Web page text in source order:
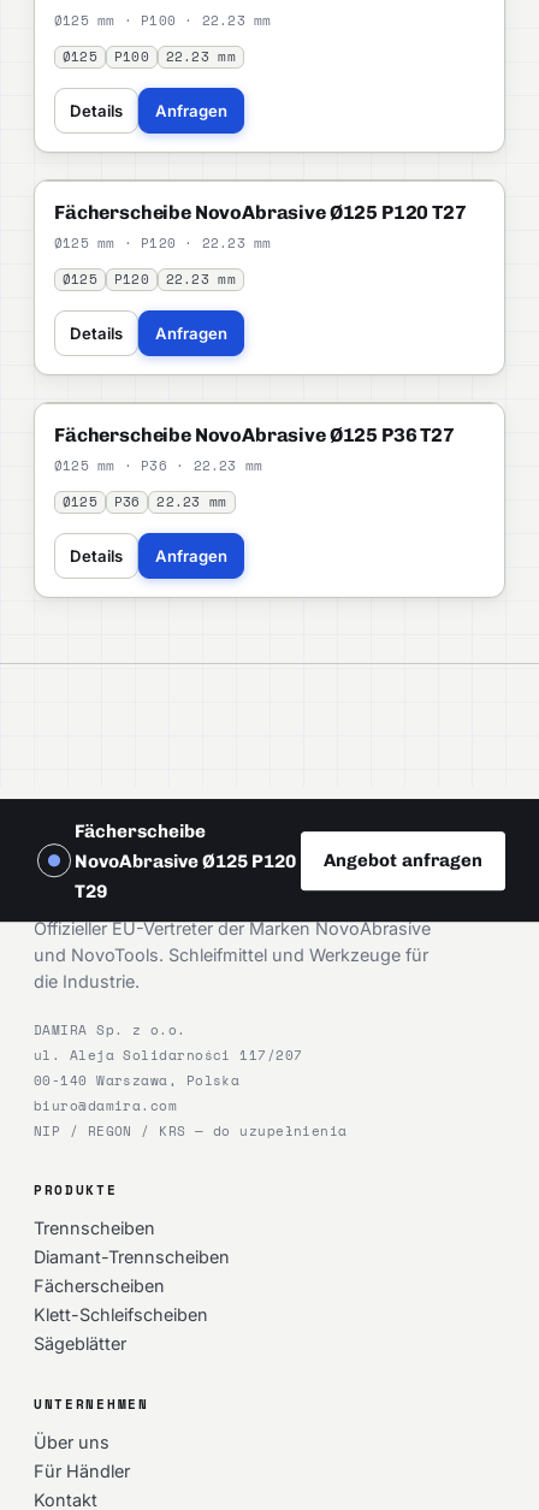
Ø125 mm · P100 · 22.23 mm
Ø125 P100 22.23 mm
Details Anfragen
STANDARD NOVOABRASIVE
Fächerscheibe NovoAbrasive Ø125 P120 T27
Ø125 mm · P120 · 22.23 mm
Ø125 P120 22.23 mm
Details Anfragen
STANDARD NOVOABRASIVE
Fächerscheibe NovoAbrasive Ø125 P36 T27
Ø125 mm · P36 · 22.23 mm
Ø125 P36 22.23 mm
Details Anfragen
Fächerscheibe
NovoAbrasive Ø125 P120
T29
Angebot anfragen
DAMIRA
Offizieller EU-Vertreter der Marken NovoAbrasive
und NovoTools. Schleifmittel und Werkzeuge für
die Industrie.
DAMIRA Sp. z o.o.
ul. Aleja Solidarności 117/207
00-140 Warszawa, Polska
biuro@damira.com
NIP / REGON / KRS — do uzupełnienia
PRODUKTE
Trennscheiben
Diamant-Trennscheiben
Fächerscheiben
Klett-Schleifscheiben
Sägeblätter
UNTERNEHMEN
Über uns
Für Händler
Kontakt